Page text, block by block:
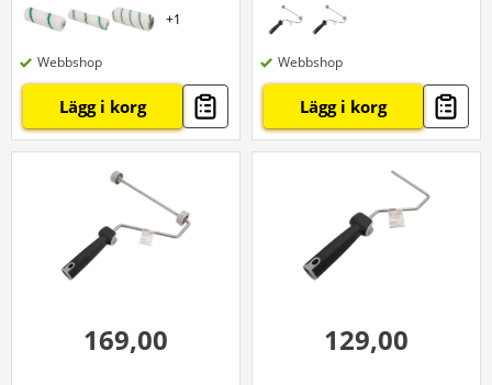
+1
Webbshop
Lägg i korg
Webbshop
Lägg i korg
169,00 129,00